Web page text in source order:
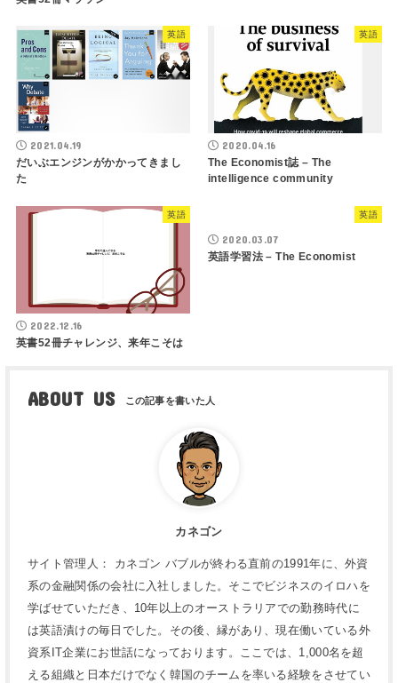
英語
2021.04.19
だいぶエンジンがかかってきまし
た
英語
2020.04.16
The Economist誌 – The
intelligence community
英語
2022.12.16
英書52冊チャレンジ、来年こそは
英語
2020.03.07
英語学習法 – The Economist
ABOUT US
カネゴン
サイト管理人： カネゴン バブルが終わる直前の1991年に、外資
系の金融関係の会社に入社しました。そこでビジネスのイロハを
学ばせていただき、10年以上のオーストラリアでの勤務時代に
は英語漬けの毎日でした。その後、縁があり、現在働いている外
資系IT企業にお世話になっております。ここでは、1,000名を超
える組織と日本だけでなく韓国のチームを率いる経験をさせてい